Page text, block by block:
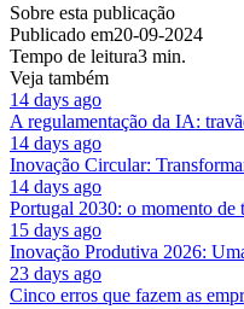
Sobre esta publicação
Publicado em20-09-2024
Tempo de leitura3 min.
Veja também
14 days ago
A regulamentação da IA:
14 days ago
Inovação Circular:
14 days ago
Portugal 2030: o momento de
15 days ago
Inovação Produtiva 2026:
23 days ago
Cinco erros que fazem as